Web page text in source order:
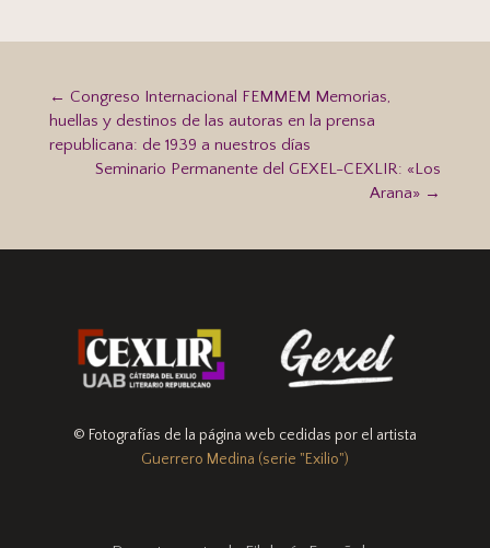
← Congreso Internacional FEMMEM Memorias,
huellas y destinos de las autoras en la prensa
republicana: de 1939 a nuestros días
Seminario Permanente del GEXEL-CEXLIR: «Los
Arana» →
© Fotografías de la página web cedidas por el artista
Guerrero Medina (serie "Exilio")